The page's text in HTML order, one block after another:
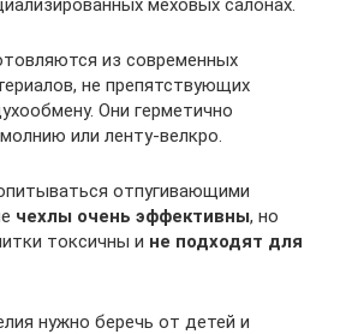
из современных
не препятствующих
Они герметично
или ленту-велкро.
отпугивающими
чехлы очень эффективны, но
токсичны и не подходят для
нужно беречь от детей и